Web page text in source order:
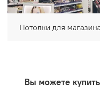
Потолки для магазина
Вы можете